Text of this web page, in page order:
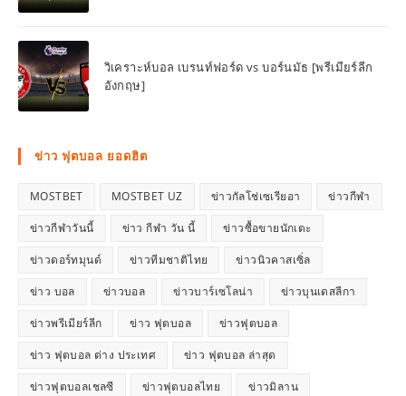
วิเคราะห์บอล เบรนท์ฟอร์ด vs บอร์นมัธ [พรีเมียร์ลีก
อังกฤษ]
ข่าว ฟุตบอล ยอดฮิต
MOSTBET MOSTBET UZ ข่าวกัลโช่เซเรียอา ข่าวกีฬา
ข่าวกีฬาวันนี้ ข่าว กีฬา วัน นี้ ข่าวซื้อขายนักเตะ
ข่าวดอร์ทมุนด์ ข่าวทีมชาติไทย ข่าวนิวคาสเซิ่ล
ข่าว บอล ข่าวบอล ข่าวบาร์เซโลน่า ข่าวบุนเดสลีกา
ข่าวพรีเมียร์ลีก ข่าว ฟุตบอล ข่าวฟุตบอล
ข่าว ฟุตบอล ต่าง ประเทศ ข่าว ฟุตบอล ล่าสุด
ข่าวฟุตบอลเชลซี ข่าวฟุตบอลไทย ข่าวมิลาน